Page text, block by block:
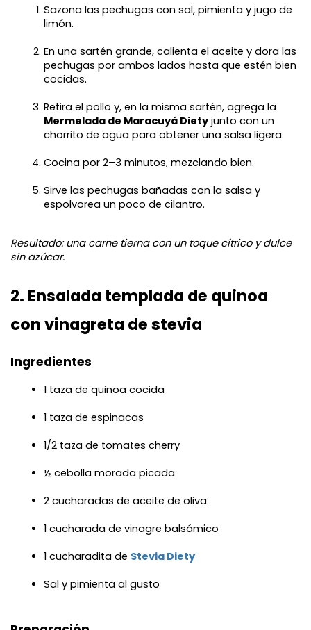
Sazona las pechugas con sal, pimienta y jugo de
limón.
En una sartén grande, calienta el aceite y dora las
pechugas por ambos lados hasta que estén bien
cocidas.
Mermelada de Maracuyá Diety junto con un
chorrito de agua para obtener una salsa ligera.
Cocina por 2–3 minutos, mezclando bien.
Sirve las pechugas bañadas con la salsa y
espolvorea un poco de cilantro.
Resultado: una carne tierna con un toque cítrico y dulce
sin azúcar.
2. Ensalada templada de quinoa
con vinagreta de stevia
Ingredientes
1 taza de quinoa cocida
1 taza de espinacas
1/2 taza de tomates cherry
½ cebolla morada picada
2 cucharadas de aceite de oliva
1 cucharada de vinagre balsámico
1 cucharadita de Stevia Diety
Sal y pimienta al gusto